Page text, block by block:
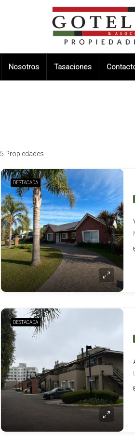
Nosotros Tasaciones
5 Propiedades
DESTACADA
DESTACADA